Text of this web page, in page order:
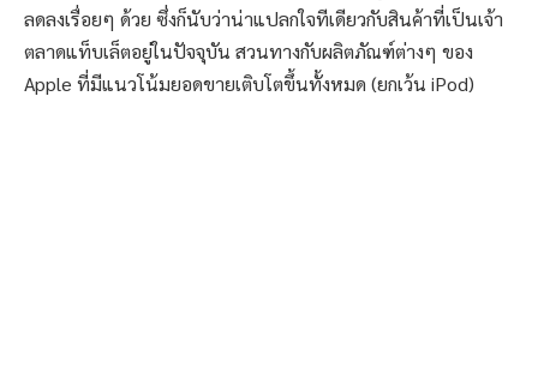
ลดลงเรื่อยๆ ด้วย ซึ่งก็นับว่าน่าแปลกใจทีเดียวกับสินค้าที่เป็นเจ้า
ตลาดแท็บเล็ตอยู่ในปัจจุบัน สวนทางกับผลิตภัณฑ์ต่างๆ ของ
Apple ที่มีแนวโน้มยอดขายเติบโตขึ้นทั้งหมด (ยกเว้น iPod)